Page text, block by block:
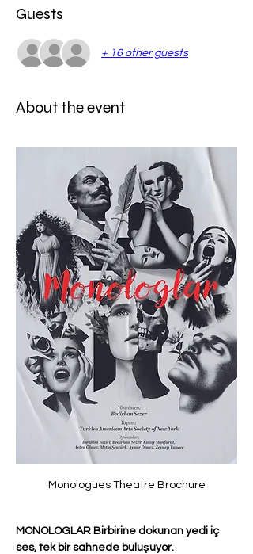
Guests
+ 16 other guests
About the event
Monologues Theatre Brochure
MONOLOGLAR Birbirine dokunan yedi iç
ses, tek bir sahnede buluşuyor.